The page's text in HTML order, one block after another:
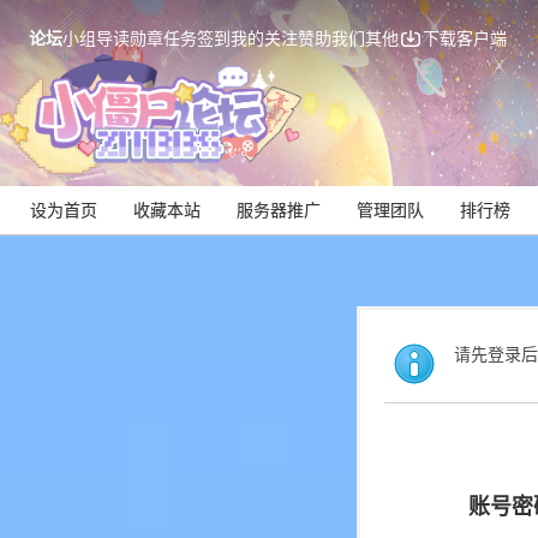
论坛小组导读勋章任务签到我的关注赞助我们其他 下载客户端
设为首页 收藏本站 服务器推广 管理团队 排行榜
请先登录
账号